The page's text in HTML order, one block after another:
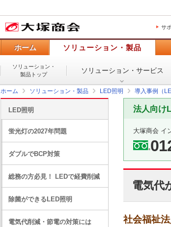
サ
ホーム ソリューション・製品
ソリューション・
製品トップ
ソリューション・ サービス
ホーム ソリューション・製品 LED照明 導入事例（
法人向け
大塚商会 イ
電気代
社会福祉
LED照明
蛍光灯の2027年問題
ダブルでBCP対策
総務の方必見！ LEDで経費削減
除菌ができるLED照明
電気代削減・節電の対策には